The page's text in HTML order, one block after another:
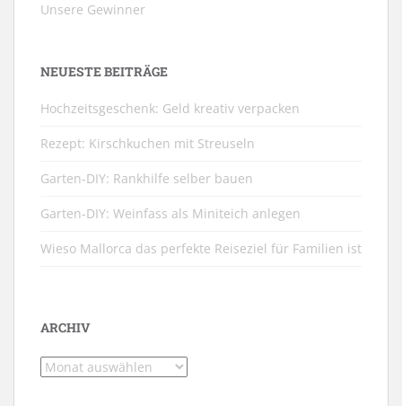
Unsere Gewinner
NEUESTE BEITRÄGE
Hochzeitsgeschenk: Geld kreativ verpacken
Rezept: Kirschkuchen mit Streuseln
Garten-DIY: Rankhilfe selber bauen
Garten-DIY: Weinfass als Miniteich anlegen
Wieso Mallorca das perfekte Reiseziel für Familien ist
ARCHIV
Archiv